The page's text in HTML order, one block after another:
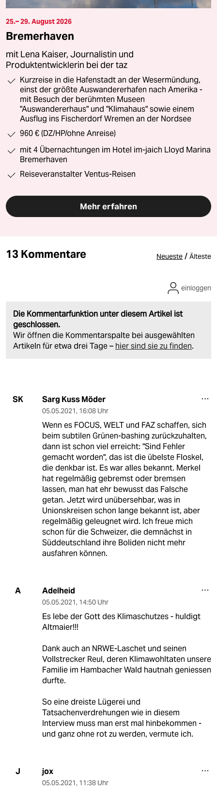
25.– 29. August 2026
Bremerhaven
mit Lena Kaiser, Journalistin und
Produktentwicklerin bei der taz
Kurzreise in die Hafenstadt an der Wesermündung,
einst der größte Auswandererhafen nach Amerika -
mit Besuch der berühmten Museen
"Auswandererhaus" und "Klimahaus" sowie einem
Ausflug ins Fischerdorf Wremen an der Nordsee
960 € (DZ/HP/ohne Anreise)
mit 4 Übernachtungen im Hotel im-jaich Lloyd Marina
Bremerhaven
Reiseveranstalter Ventus-Reisen
Mehr erfahren
13 Kommentare Neueste / Älteste
Die Kommentarfunktion unter diesem Artikel ist
geschlossen.
Wir öffnen die Kommentarspalte bei ausgewählten
Artikeln für etwa drei Tage – hier sind sie zu finden.
einloggen
SK Sarg Kuss Möder
05.05.2021, 16:08 Uhr
Wenn es FOCUS, WELT und FAZ schaffen, sich
beim subtilen Grünen-bashing zurückzuhalten,
dann ist schon viel erreicht: "Sind Fehler
gemacht worden", das ist die übelste Floskel,
die denkbar ist. Es war alles bekannt. Merkel
hat regelmäßig gebremst oder bremsen
lassen, man hat ehr bewusst das Falsche
getan. Jetzt wird unübersehbar, was in
Unionskreisen schon lange bekannt ist, aber
regelmäßig geleugnet wird. Ich freue mich
schon für die Schweizer, die demnächst in
Süddeutschland ihre Boliden nicht mehr
ausfahren können.
A Adelheid
05.05.2021, 14:50 Uhr
Es lebe der Gott des Klimaschutzes - huldigt
Altmaier!!!
Dank auch an NRWE-Laschet und seinen
Vollstrecker Reul, deren Klimawohltaten unsere
Familie im Hambacher Wald hautnah geniessen
durfte.
So eine dreiste Lügerei und
Tatsachenverdrehungen wie in diesem
Interview muss man erst mal hinbekommen -
und ganz ohne rot zu werden, vermute ich.
J jox
05.05.2021, 11:38 Uhr